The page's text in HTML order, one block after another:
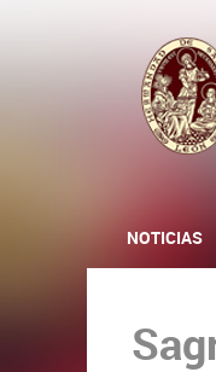
NOTICIAS